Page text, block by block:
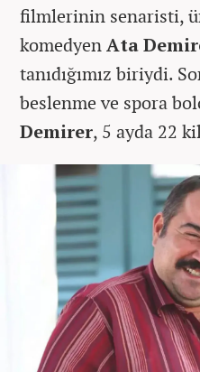
filmlerinin senaristi,
komedyenAta
tanıdığımız biriydi.
beslenme ve spora
Demirer, 5 ayda 22